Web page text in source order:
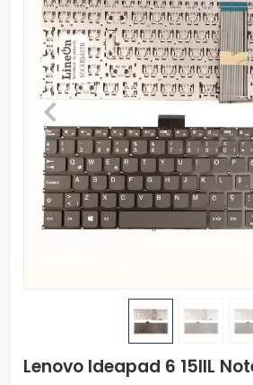
Lenovo Ideapad 6 15IIL